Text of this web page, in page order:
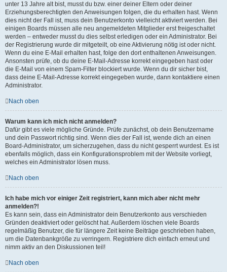
unter 13 Jahre alt bist, musst du bzw. einer deiner Eltern oder deiner
Erziehungsberechtigten den Anweisungen folgen, die du erhalten hast. Wenn
dies nicht der Fall ist, muss dein Benutzerkonto vielleicht aktiviert werden. Bei
einigen Boards müssen alle neu angemeldeten Mitglieder erst freigeschaltet
werden – entweder musst du dies selbst erledigen oder ein Administrator. Bei
der Registrierung wurde dir mitgeteilt, ob eine Aktivierung nötig ist oder nicht.
Wenn du eine E-Mail erhalten hast, folge den dort enthaltenen Anweisungen.
Ansonsten prüfe, ob du deine E-Mail-Adresse korrekt eingegeben hast oder
die E-Mail von einem Spam-Filter blockiert wurde. Wenn du dir sicher bist,
dass deine E-Mail-Adresse korrekt eingegeben wurde, dann kontaktiere einen
Administrator.
Nach oben
Warum kann ich mich nicht anmelden?
Dafür gibt es viele mögliche Gründe. Prüfe zunächst, ob dein Benutzername
und dein Passwort richtig sind. Wenn dies der Fall ist, wende dich an einen
Board-Administrator, um sicherzugehen, dass du nicht gesperrt wurdest. Es ist
ebenfalls möglich, dass ein Konfigurationsproblem mit der Website vorliegt,
welches ein Administrator lösen muss.
Nach oben
Ich habe mich vor einiger Zeit registriert, kann mich aber nicht mehr
anmelden?!
Es kann sein, dass ein Administrator dein Benutzerkonto aus verschieden
Gründen deaktiviert oder gelöscht hat. Außerdem löschen viele Boards
regelmäßig Benutzer, die für längere Zeit keine Beiträge geschrieben haben,
um die Datenbankgröße zu verringern. Registriere dich einfach erneut und
nimm aktiv an den Diskussionen teil!
Nach oben